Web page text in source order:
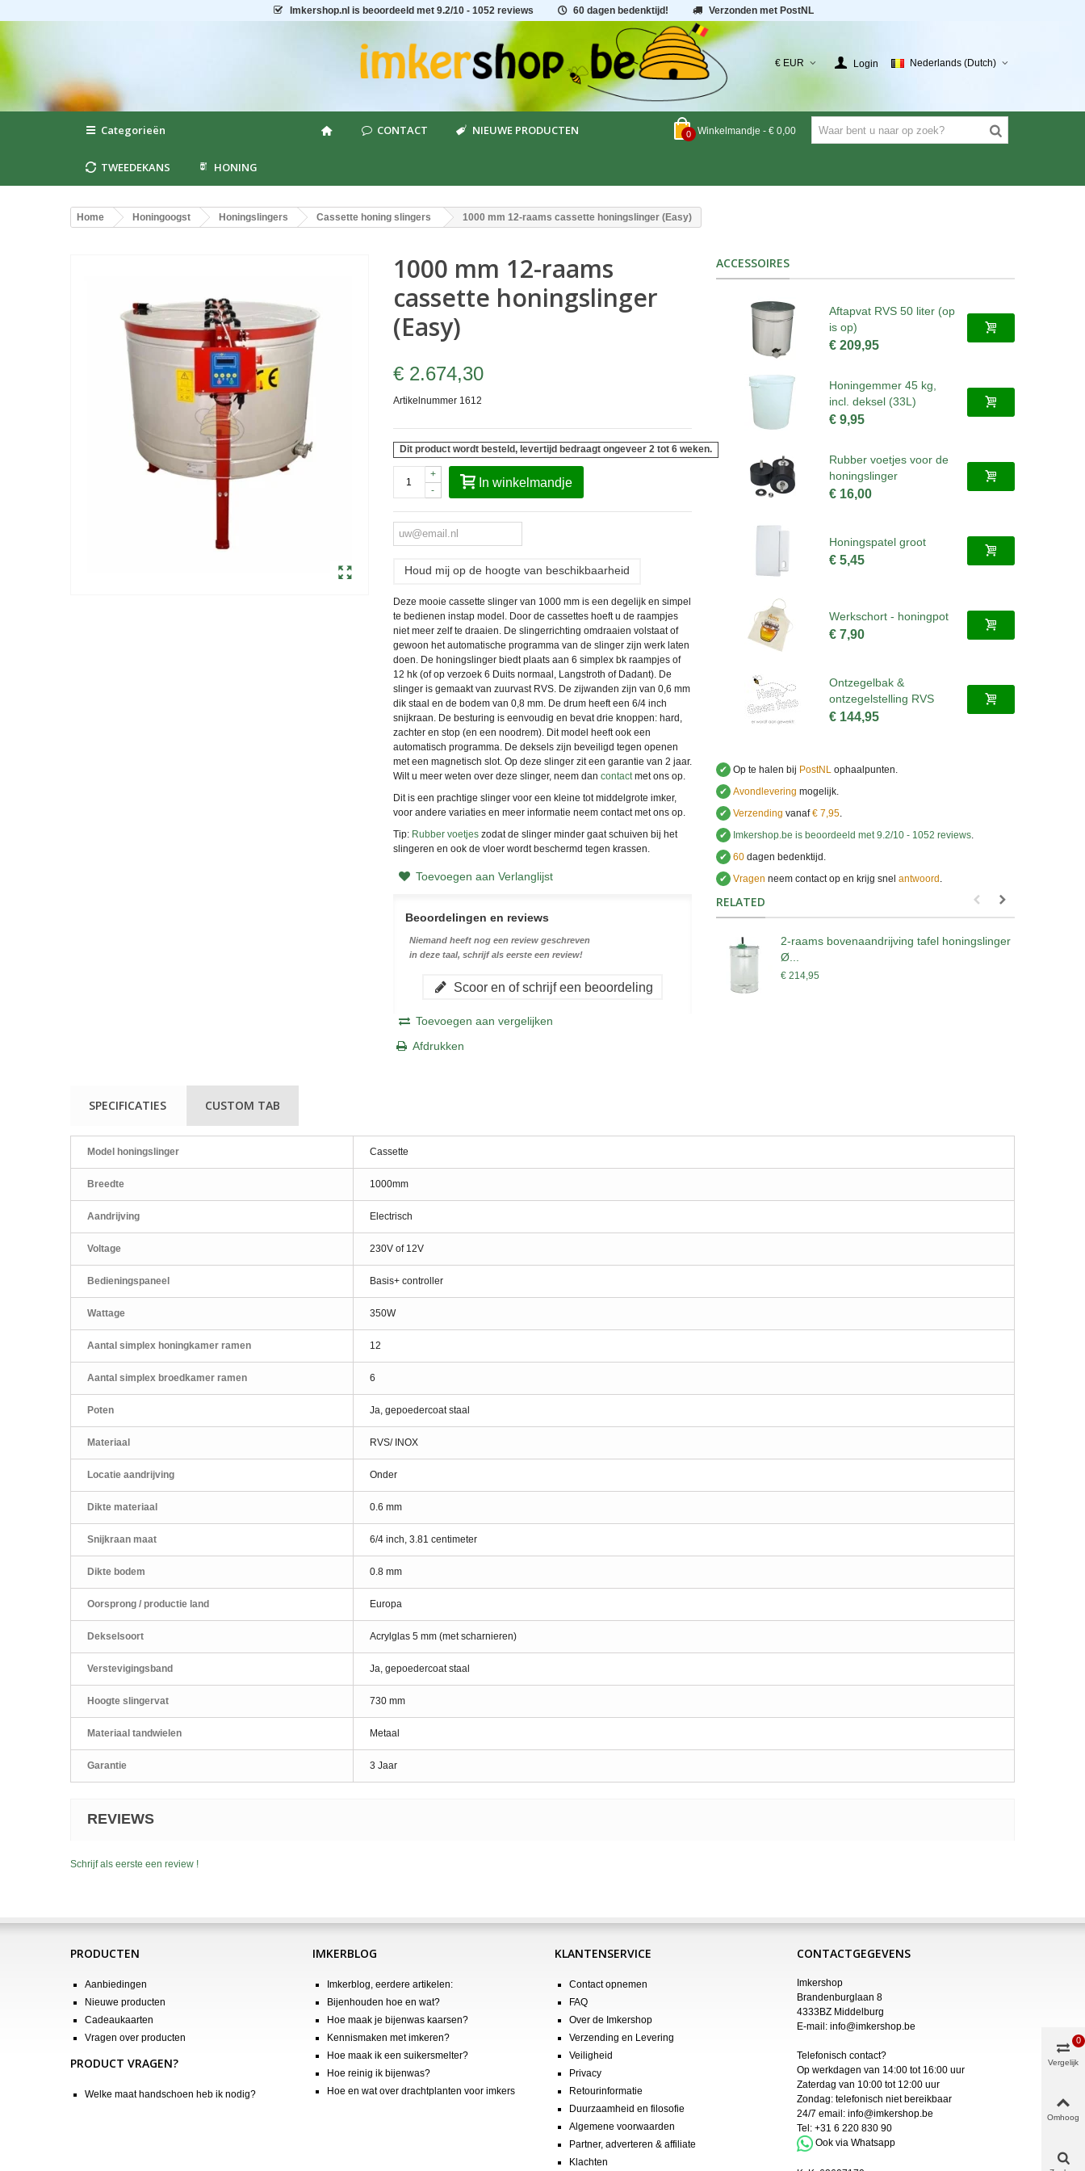
Imkershop.nl is beoordeeld met 9.2/10 - 1052 reviews 60 dagen bedenktijd! Verzonden met PostNL
€ EUR Login Nederlands (Dutch)
0 Winkelmandje - € 0,00
Categorieën CONTACT NIEUWE PRODUCTEN
TWEEDEKANS HONING
Home Honingoogst Honingslingers Cassette honing slingers 1000 mm 12-raams cassette honingslinger (Easy)
1000 mm 12-raams
cassette honingslinger
(Easy)
€ 2.674,30
Artikelnummer 1612
Dit product wordt besteld, levertijd bedraagt ongeveer 2 tot 6 weken.
-
+
In winkelmandje
Houd mij op de hoogte van beschikbaarheid
Deze mooie cassette slinger van 1000 mm is een degelijk en simpel
te bedienen instap model. Door de cassettes hoeft u de raampjes
niet meer zelf te draaien. De slingerrichting omdraaien volstaat of
gewoon het automatische programma van de slinger zijn werk laten
doen. De honingslinger biedt plaats aan 6 simplex bk raampjes of
12 hk (of op verzoek 6 Duits normaal, Langstroth of Dadant). De
slinger is gemaakt van zuurvast RVS. De zijwanden zijn van 0,6 mm
dik staal en de bodem van 0,8 mm. De drum heeft een 6/4 inch
snijkraan. De besturing is eenvoudig en bevat drie knoppen: hard,
zachter en stop (en een noodrem). Dit model heeft ook een
automatisch programma. De deksels zijn beveiligd tegen openen
met een magnetisch slot. Op deze slinger zit een garantie van 2 jaar.
Wilt u meer weten over deze slinger, neem dan contactmet ons op.
Dit is een prachtige slinger voor een kleine tot middelgrote imker,
voor andere variaties en meer informatie neem contact met ons op.
Tip: Rubber voetjeszodat de slinger minder gaat schuiven bij het
slingeren en ook de vloer wordt beschermd tegen krassen.
Toevoegen aan Verlanglijst
Beoordelingen en reviews
Niemand heeft nog een review geschreven
in deze taal, schrijf als eerste een review!
Scoor en of schrijf een beoordeling
Toevoegen aan vergelijken
Afdrukken
ACCESSOIRES
Aftapvat RVS 50 liter (op
is op)
€ 209,95
Honingemmer 45 kg,
incl. deksel (33L)
€ 9,95
Rubber voetjes voor de
honingslinger
€ 16,00
Honingspatel groot
€ 5,45
Werkschort - honingpot
€ 7,90
Ontzegelbak &
ontzegelstelling RVS
€ 144,95
✔ Op te halen bij PostNLophaalpunten.
✔ Avondlevering mogelijk.
✔ Verzending vanaf€ 7,95.
✔
Imkershop.be is beoordeeld met9.2/10 -1052 reviews.
✔ 60dagen bedenktijd.
✔ Vragen neem contact op en krijg snel antwoord ..
RELATED
2-raams bovenaandrijving tafel honingslinger
Ø...
€ 214,95
SPECIFICATIES CUSTOM TAB
Model honingslinger Cassette
Breedte 1000mm
Aandrijving Electrisch
Voltage 230V of 12V
Bedieningspaneel Basis+ controller
Wattage 350W
Aantal simplex honingkamer ramen 12
Aantal simplex broedkamer ramen 6
Poten Ja, gepoedercoat staal
Materiaal RVS/ INOX
Locatie aandrijving Onder
Dikte materiaal 0.6 mm
Snijkraan maat 6/4 inch, 3.81 centimeter
Dikte bodem 0.8 mm
Oorsprong / productie land Europa
Dekselsoort Acrylglas 5 mm (met scharnieren)
Verstevigingsband Ja, gepoedercoat staal
Hoogte slingervat 730 mm
Materiaal tandwielen Metaal
Garantie 3 Jaar
REVIEWS
Schrijf als eerste een review !
PRODUCTEN
Aanbiedingen
Nieuwe producten
Cadeaukaarten
Vragen over producten
PRODUCT VRAGEN?
Welke maat handschoen heb ik nodig?
IMKERBLOG
Imkerblog, eerdere artikelen:
Bijenhouden hoe en wat?
Hoe maak je bijenwas kaarsen?
Kennismaken met imkeren?
Hoe maak ik een suikersmelter?
Hoe reinig ik bijenwas?
Hoe en wat over drachtplanten voor imkers
KLANTENSERVICE
Contact opnemen
FAQ
Over de Imkershop
Verzending en Levering
Veiligheid
Privacy
Retourinformatie
Duurzaamheid en filosofie
Algemene voorwaarden
Partner, adverteren & affiliate
Klachten
CONTACTGEGEVENS
Imkershop
Brandenburglaan 8
4333BZ Middelburg
E-mail: info@imkershop.be
Telefonisch contact?
Op werkdagen van 14:00 tot 16:00 uur
Zaterdag van 10:00 tot 12:00 uur
Zondag: telefonisch niet bereikbaar
24/7 email: info@imkershop.be
Tel: +31 6 220 830 90
Ook via Whatsapp
Vergelijk
0
Omhoog